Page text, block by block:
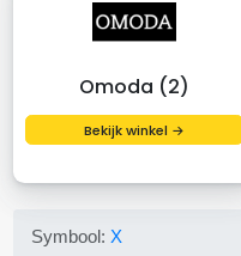
Omoda (2)
Bekijk winkel →
Symbool: X